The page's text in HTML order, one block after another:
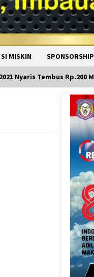
SI MISKIN SPONSORSHIP
Nyaris Tembus Rp.200 M